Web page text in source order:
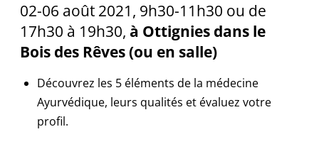
02-06 août 2021, 9h30-11h30 ou de
17h30 à 19h30, à Ottignies dans le
Bois des Rêves (ou en salle)
Découvrez les 5 éléments de la médecine
Ayurvédique, leurs qualités et évaluez votre
profil.